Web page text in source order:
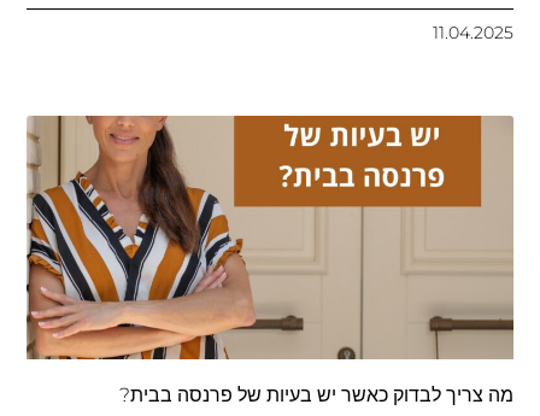
11.04.2025
מה צריך לבדוק כאשר יש בעיות של פרנסה בבית?